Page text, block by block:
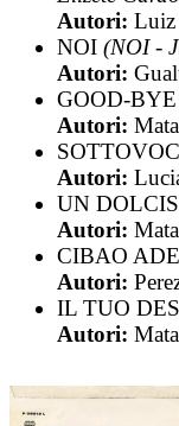
Autori: Luiz
NOI (NOI -
Autori:
GOOD-BYE
Autori:
Autori:
UN
Autori:
CIBAO
Autori:
IL TUO
Autori: